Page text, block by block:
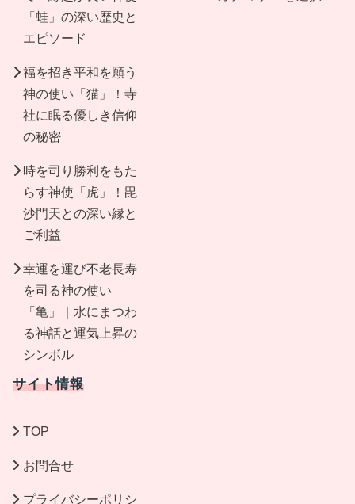
「蛙」の深い歴史と
エピソード
福を招き平和を願う
神の使い「猫」！寺
社に眠る優しき信仰
の秘密
時を司り勝利をもた
らす神使「虎」！毘
沙門天との深い縁と
ご利益
幸運を運び不老長寿
を司る神の使い
「亀」｜水にまつわ
る神話と運気上昇の
シンボル
サイト情報
TOP
お問合せ
プライバシーポリシ